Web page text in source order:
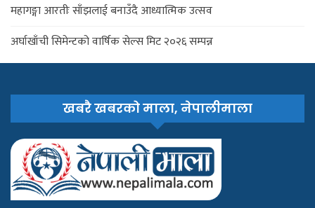
महागङ्गा आरतीः साँझलाई बनाउँदै आध्यात्मिक उत्सव
अर्घाखाँची सिमेन्टको वार्षिक सेल्स मिट २०२६ सम्पन्न
खबरै खबरको माला, नेपालीमाला